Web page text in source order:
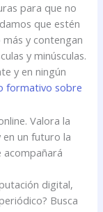
para que no
que estén
y contengan
y minúsculas.
y en ningún
formativo sobre
Valora la
en un futuro la
acompañará
digital,
Busca